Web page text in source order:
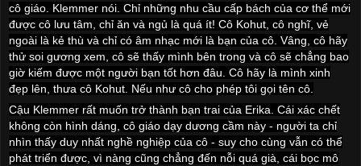
cô giáo. Klemmer nói. Chỉ những nhu cầu cấp bách của cơ thể mới
được cô lưu tâm, chỉ ăn và ngủ là quá ít! Cô Kohut, cô nghĩ, vẻ
ngoài là kẻ thù và chỉ có âm nhạc mới là bạn của cô. Vâng, cô hãy
thử soi gương xem, cô sẽ thấy mình bên trong và cô sẽ chẳng bao
giờ kiếm được một người bạn tốt hơn đâu. Cô hãy là mình xinh
đẹp lên, thưa cô Kohut. Nếu như cô cho phép tôi gọi tên cô.
Cậu Klemmer rất muốn trở thành bạn trai của Erika. Cái xác chết
không còn hình dáng, cô giáo dạy dương cầm này - người ta chỉ
nhìn thấy duy nhất nghề nghiệp của cô - suy cho cùng vẫn có thể
phát triển được, vì nàng cũng chẳng đến nỗi quá già, cái bọc mô